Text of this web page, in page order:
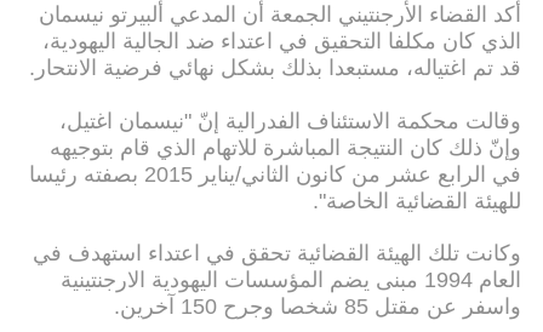
أكد القضاء الأرجنتيني الجمعة أن المدعي ألبيرتو نيسمان
الذي كان مكلفا التحقيق في اعتداء ضد الجالية اليهودية،
قد تم اغتياله، مستبعدا بذلك بشكل نهائي فرضية الانتحار.
وقالت محكمة الاستئناف الفدرالية إنّ "نيسمان اغتيل،
وإنّ ذلك كان النتيجة المباشرة للاتهام الذي قام بتوجيهه
في الرابع عشر من كانون الثاني/يناير 2015 بصفته رئيسا
للهيئة القضائية الخاصة".
وكانت تلك الهيئة القضائية تحقق في اعتداء استهدف في
العام 1994 مبنى يضم المؤسسات اليهودية الارجنتينية
واسفر عن مقتل 85 شخصا وجرح 150 آخرين.